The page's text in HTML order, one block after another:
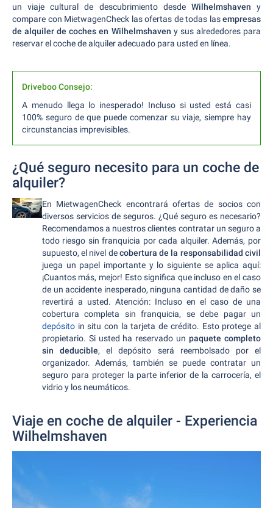
un viaje cultural de descubrimiento desde Wilhelmshaven y
compare con MietwagenCheck las ofertas de todas lasempresas
de alquiler de coches en Wilhelmshaven y sus alrededores para
reservar el coche de alquiler adecuado para usted en línea.
Driveboo Consejo:
A menudo llega lo inesperado! Incluso si usted está casi
100% seguro de que puede comenzar su viaje, siempre hay
circunstancias imprevisibles.
¿Qué seguro necesito para un coche de
alquiler?
En MietwagenCheck encontrará ofertas de socios con
diversos servicios de seguros. ¿Qué seguro es necesario?
Recomendamos a nuestros clientes contratar un seguro a
todo riesgo sin franquicia por cada alquiler. Además, por
supuesto, el nivel decobertura de la responsabilidad civil
juega un papel importante y lo siguiente se aplica aquí:
¡Cuantos más, mejor! Esto significa que incluso en el caso
de un accidente inesperado, ninguna cantidad de daño se
revertirá a usted. Atención: Incluso en el caso de una
cobertura completa sin franquicia, se debe pagar un
depósito in situ con la tarjeta de crédito. Esto protege al
propietario. Si usted ha reservado unpaquete completo
sin deducible, el depósito será reembolsado por el
organizador. Además, también se puede contratar un
seguro para proteger la parte inferior de la carrocería, el
vidrio y los neumáticos.
Viaje en coche de alquiler - Experiencia
Wilhelmshaven